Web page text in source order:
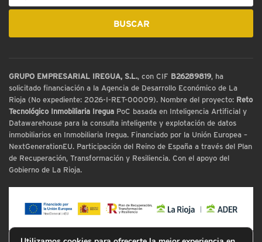
GRUPO EMPRESARIAL IREGUA, S.L., con CIF B26289819, ha
solicitado financiación a la Agencia de Desarrollo Económico de La
Rioja (No expediente: 2026-I-RET-00009). Nombre del proyecto: Reto
Tecnológico Inmobiliaria Iregua PoC basada en Inteligencia Artificial y
Datawarehouse para la consulta inteligente y explotación de datos
inmobiliarios en Inmobiliaria Iregua. Financiado por la Unión Europea –
NextGenerationEU. Participación del Reino de España a través del Plan
de Recuperación, Transformación y Resiliencia. Con el apoyo del
Gobierno de La Rioja.